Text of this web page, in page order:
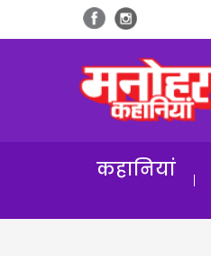
कहानियां